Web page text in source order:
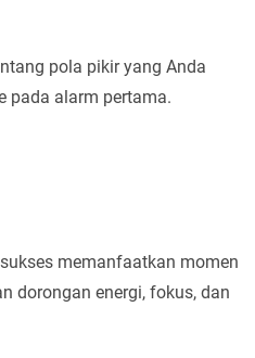
pola pikir yang Anda
pada alarm pertama.
memanfaatkan momen
dorongan energi, fokus, dan